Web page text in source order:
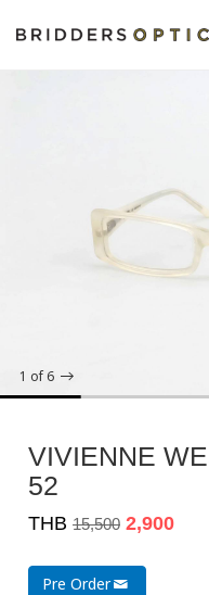
1 of 6
VIVIENNE
52
THB 15,500 2,900
Pre Order